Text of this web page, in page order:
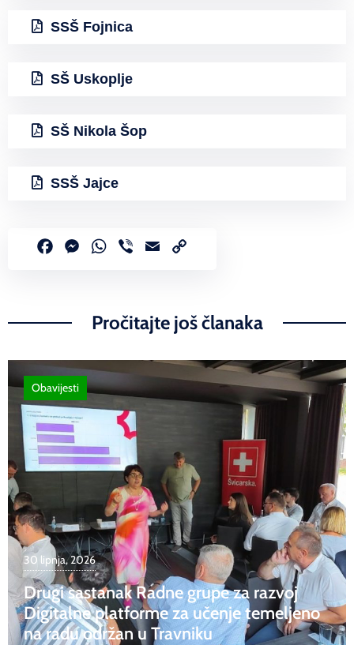
SSŠ Fojnica
SŠ Uskoplje
SŠ Nikola Šop
SSŠ Jajce
FacebookMessenger
WhatsApp
Viber Email
Pročitajte još članaka
30 lipnja, 2026
Drugi sastanak Radne grupe za razvoj
Digitalne platforme za učenje temeljeno
na radu održan u Travniku
Obavijesti